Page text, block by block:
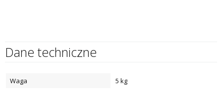
Dane techniczne
Waga 5 kg